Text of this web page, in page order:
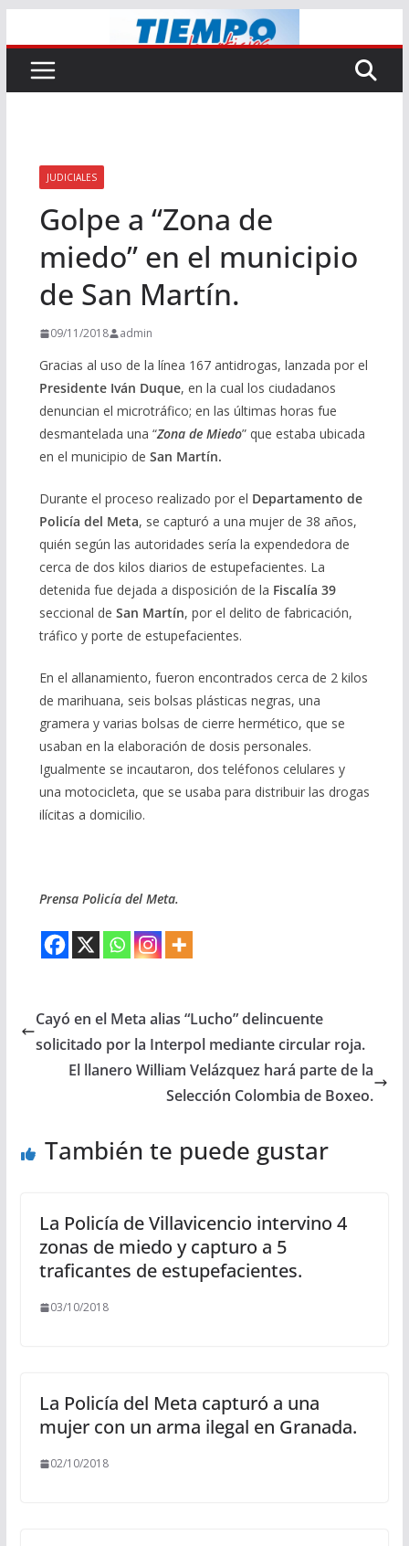
al
contenido
JUDICIALES
Golpe a “Zona de
miedo” en el municipio
de San Martín.
09/11/2018 admin
Gracias al uso de la línea 167 antidrogas, lanzada por el
Presidente Iván Duque, en la cual los ciudadanos
denuncian el microtráfico; en las últimas horas fue
desmantelada una “Zona de Miedo” que estaba ubicada
en el municipio de San Martín.
Durante el proceso realizado por el Departamento de
Policía del Meta, se capturó a una mujer de 38 años,
quién según las autoridades sería la expendedora de
cerca de dos kilos diarios de estupefacientes. La
detenida fue dejada a disposición de la Fiscalía 39
seccional de San Martín, por el delito de fabricación,
tráfico y porte de estupefacientes.
En el allanamiento, fueron encontrados cerca de 2 kilos
de marihuana, seis bolsas plásticas negras, una
gramera y varias bolsas de cierre hermético, que se
usaban en la elaboración de dosis personales.
Igualmente se incautaron, dos teléfonos celulares y
una motocicleta, que se usaba para distribuir las drogas
ilícitas a domicilio.
Prensa Policía del Meta.
Cayó en el Meta alias “Lucho” delincuente
solicitado por la Interpol mediante circular roja.
El llanero William Velázquez hará parte de la
Selección Colombia de Boxeo.
También te puede gustar
La Policía de Villavicencio intervino 4
zonas de miedo y capturo a 5
traficantes de estupefacientes.
03/10/2018
La Policía del Meta capturó a una
mujer con un arma ilegal en Granada.
02/10/2018